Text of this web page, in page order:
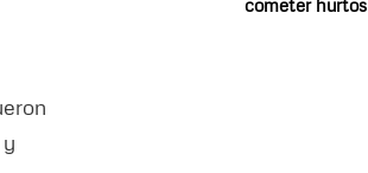
cometer hurtos